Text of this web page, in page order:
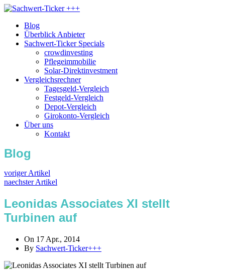
Blog
Überblick Anbieter
Sachwert-Ticker Specials
crowdinvesting
Pflegeimmobilie
Solar-Direktinvestment
Vergleichsrechner
Tagesgeld-Vergleich
Festgeld-Vergleich
Depot-Vergleich
Girokonto-Vergleich
Über uns
Kontakt
Blog
voriger Artikel
naechster Artikel
Leonidas Associates XI stellt
Turbinen auf
On 17 Apr., 2014
By Sachwert-Ticker+++